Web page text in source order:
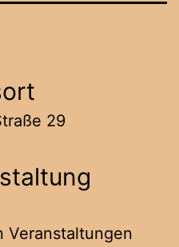
29
Veranstaltungen